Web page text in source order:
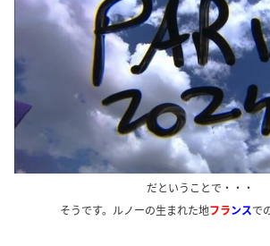
だということで・・・
そうです。ルノーの生まれた地フランスで